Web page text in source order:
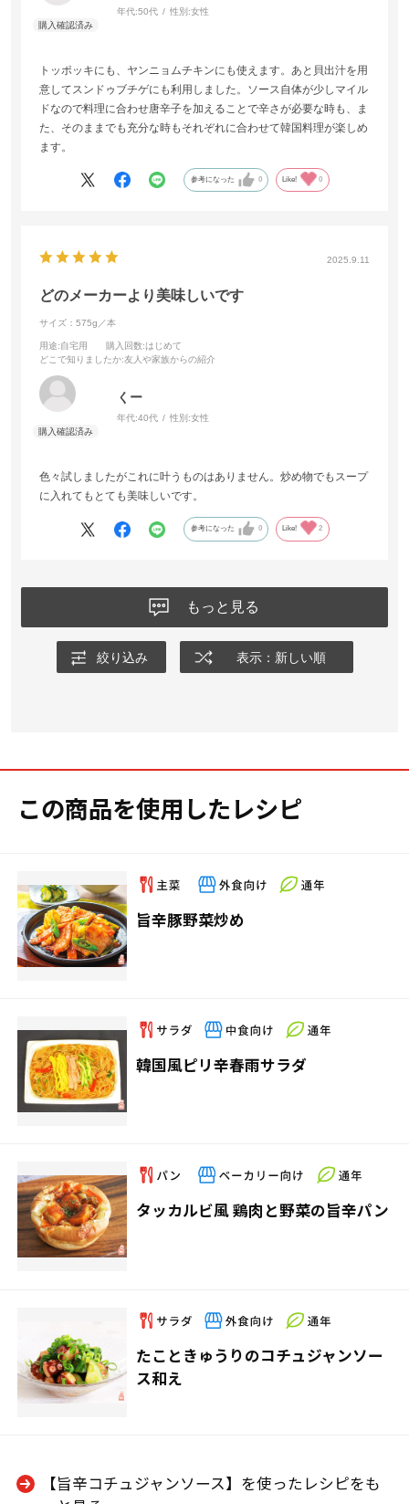
年代:50代 性別:女性
トッポッキにも、ヤンニョムチキンにも使えます。あと貝出汁を用
意してスンドゥブチゲにも利用しました。ソース自体が少しマイル
ドなので料理に合わせ唐辛子を加えることで辛さが必要な時も、ま
た、そのままでも充分な時もそれぞれに合わせて韓国料理が楽しめ
ます。
参考になった 0 Like! 0
2025.9.11
どのメーカーより美味しいです
サイズ：575g／本
用途:自宅用 購入回数:はじめて
どこで知りましたか:友人や家族からの紹介
くー
年代:40代 性別:女性
色々試しましたがこれに叶うものはありません。炒め物でもスープ
に入れてもとても美味しいです。
参考になった 0 Like! 2
もっと見る
絞り込み 表示：新しい順
この商品を使用したレシピ
旨辛豚野菜炒め
韓国風ピリ辛春雨サラダ
タッカルビ風 鶏肉と野菜の旨辛パン
たこときゅうりのコチュジャンソー
ス和え
【旨辛コチュジャンソース】を使ったレシピをも